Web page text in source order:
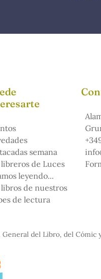
semana
libreros de Luces
leyendo...
libros de nuestros
de lectura
del Libro, del Cómic